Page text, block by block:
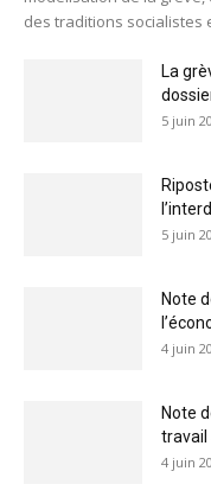
des traditions socialistes
La
5 juin
5 juin
Note
4 juin
Note
travail
4 juin